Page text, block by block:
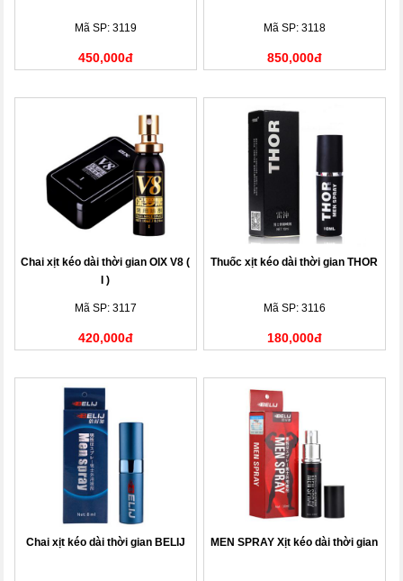
Mã SP: 3119
450,000đ
Mã SP: 3118
850,000đ
Chai xịt kéo dài thời gian OIX V8 (
I )
Mã SP: 3117
420,000đ
Thuốc xịt kéo dài thời gian THOR
Mã SP: 3116
180,000đ
Chai xịt kéo dài thời gian BELIJ MEN SPRAY Xịt kéo dài thời gian